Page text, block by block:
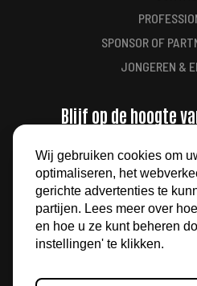
SPONSOR OF
JONGEREN &
Blijf op de hoogte
Wij gebruiken cookies om
optimaliseren, het
gerichte advertenties te
partijen. Lees meer over
en hoe u ze kunt beheren
instellingen' te klikken.